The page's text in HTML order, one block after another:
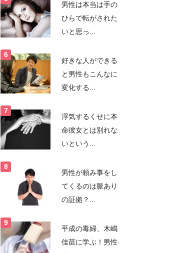
男性は本当は手の
ひらで転がされた
いと思っ...
好きな人ができる
と男性もこんなに
変化する...
浮気するくせに本
命彼女とは別れな
いという...
男性が頼み事をし
てくるのは脈あり
の証拠？...
平成の毒婦、木嶋
佳苗に学ぶ！男性